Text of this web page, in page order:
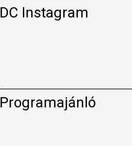
DC Instagram
Programajánló